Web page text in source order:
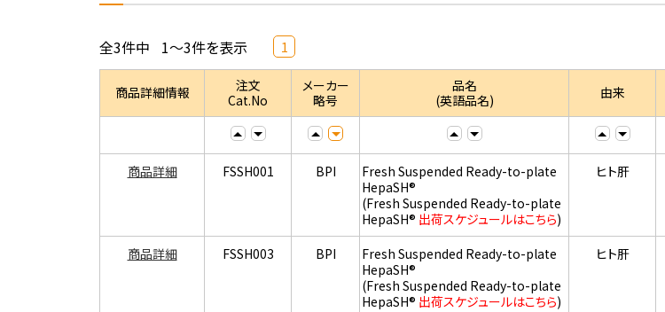
全3件中 1～3件を表示 1
商品詳細情報
注文
Cat.No
メーカー
略号
品名
(英語品名)
由来
商品詳細 FSSH001 BPI
Fresh Suspended Ready-to-plate
HepaSH®
(Fresh Suspended Ready-to-plate
HepaSH® 出荷スケジュールはこちら)
ヒト肝
商品詳細 FSSH003 BPI
Fresh Suspended Ready-to-plate
HepaSH®
(Fresh Suspended Ready-to-plate
HepaSH® 出荷スケジュールはこちら)
ヒト肝